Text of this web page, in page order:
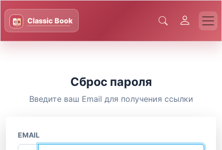
Сброс пароля
Введите ваш Email для получения ссылки
EMAIL